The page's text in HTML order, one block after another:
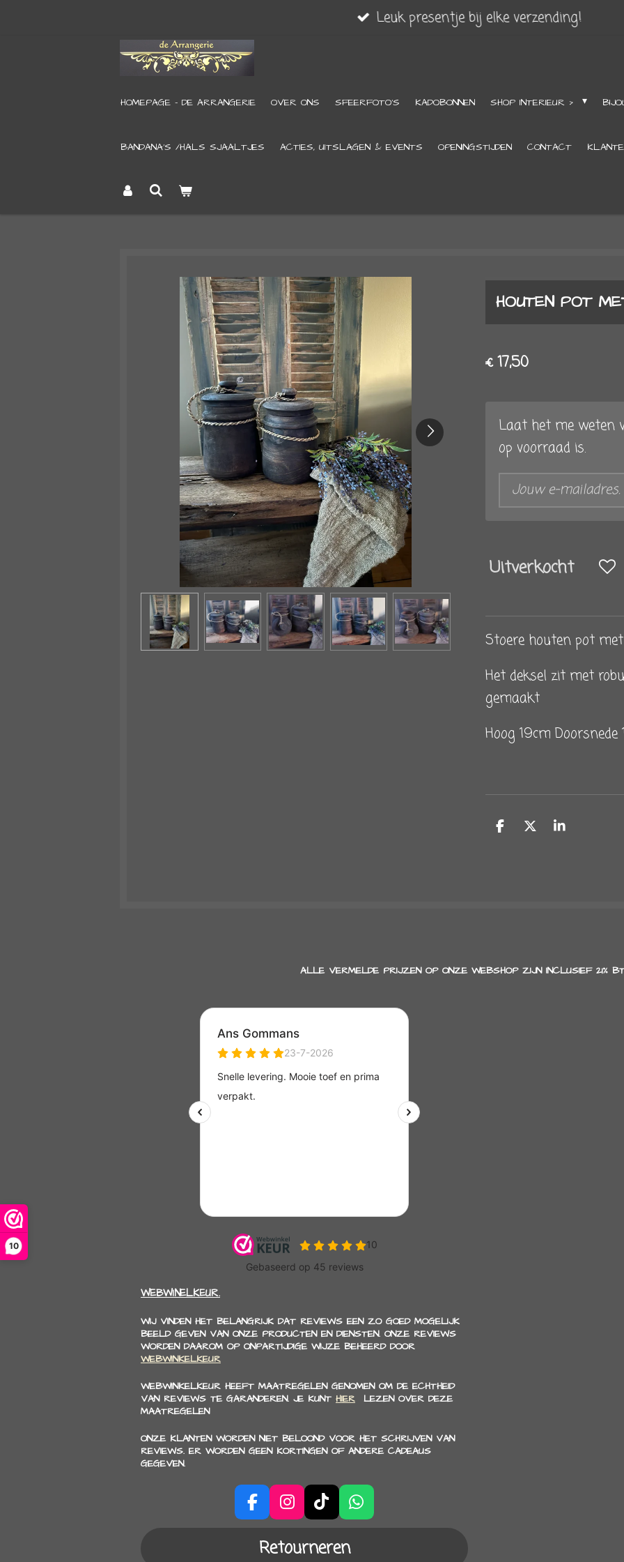
10
Leuk presentje bij elke verzending!
HOMEPAGE - DE ARRANGERIE OVER ONS SFEERFOTO'S KADOBONNEN SHOP INTERIEUR >
BANDANA’S /HALS SJAALTJES ACTIES, UITSLAGEN & EVENTS OPENINGSTIJDEN CONTACT
HOUTEN POT
€ 17,50
Laat het me weten
op voorraad is.
Uitverkocht
Stoere houten pot
Het deksel zit met
gemaakt
Hoog 19cm Doorsnede
D D S
ALLE VERMELDE PRIJZEN OP ONZE WEBSHOP ZIJN INCLUSIEF 21%
WEBWINELKEUR.
WIJ VINDEN HET BELANGRIJK DAT REVIEWS EEN ZO GOED MOGELIJK
BEELD GEVEN VAN ONZE PRODUCTEN EN DIENSTEN. ONZE REVIEWS
WORDEN DAAROM OP ONPARTIJDIGE WIJZE BEHEERD DOOR
WEBWINKELKEUR
WEBWINKELKEUR HEEFT MAATREGELEN GENOMEN OM DE ECHTHEID
VAN REVIEWS TE GARANDEREN. JE KUNT HIER LEZEN OVER DEZE
MAATREGELEN
ONZE KLANTEN WORDEN NIET BELOOND VOOR HET SCHRIJVEN VAN
REVIEWS. ER WORDEN GEEN KORTINGEN OF ANDERE CADEAUS
GEGEVEN.
F
a
I
n
s
t
T
i
k
T
W
h
Retourneren